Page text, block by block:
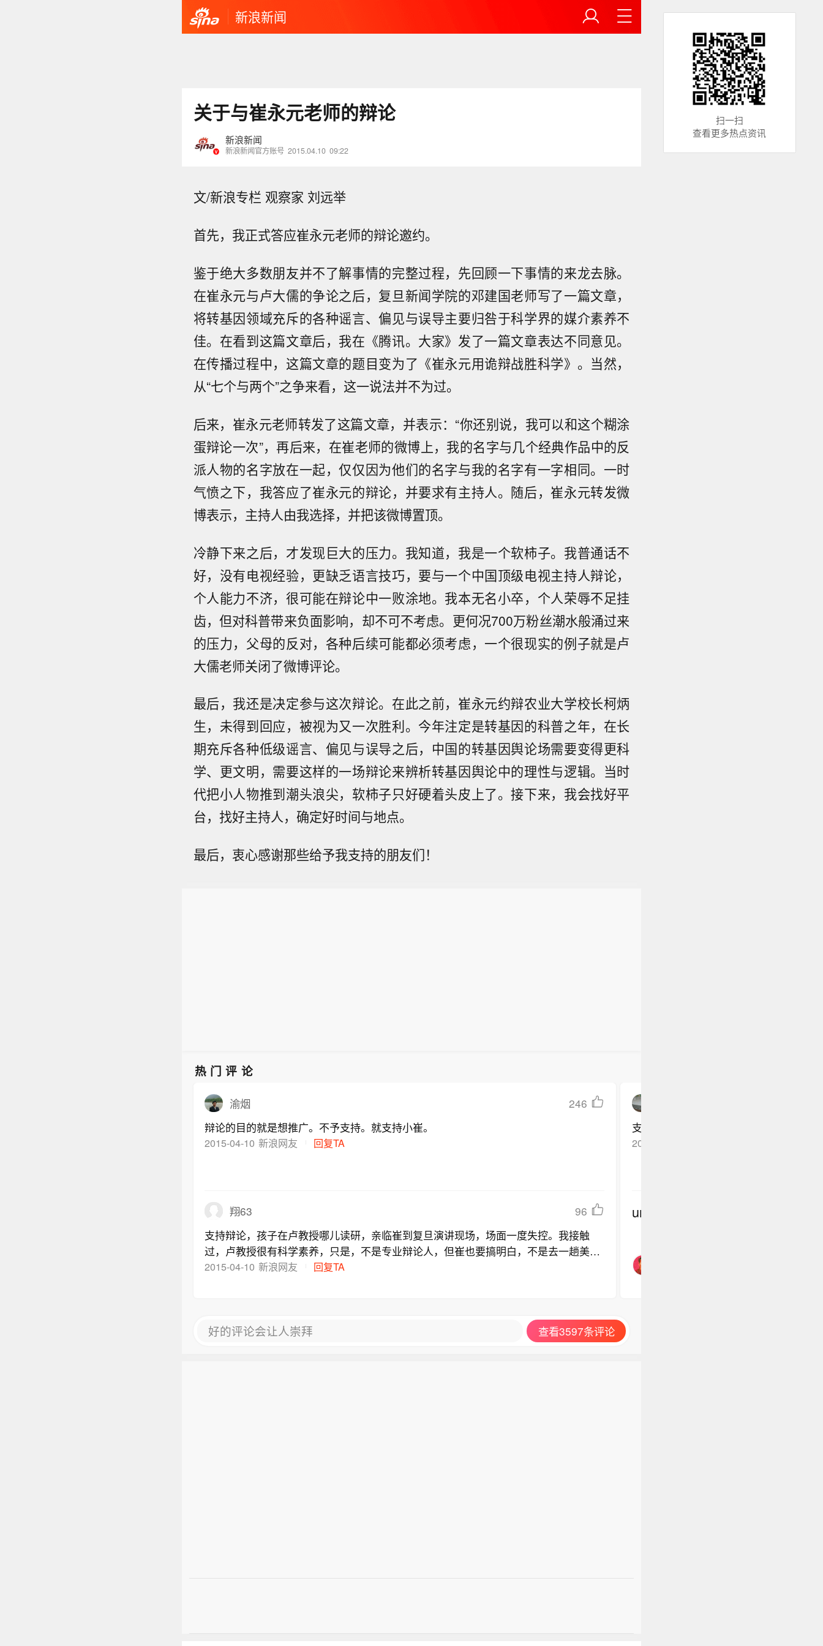
新浪新闻
关于与崔永元老师的辩论
新浪新闻
新浪新闻官方账号 2015.04.10 09:22
文/新浪专栏 观察家 刘远举
首先，我正式答应崔永元老师的辩论邀约。
鉴于绝大多数朋友并不了解事情的完整过程，先回顾一下事情的来龙去脉。
在崔永元与卢大儒的争论之后，复旦新闻学院的邓建国老师写了一篇文章，
将转基因领域充斥的各种谣言、偏见与误导主要归咎于科学界的媒介素养不
佳。在看到这篇文章后，我在《腾讯。大家》发了一篇文章表达不同意见。
在传播过程中，这篇文章的题目变为了《崔永元用诡辩战胜科学》。当然，
从“七个与两个”之争来看，这一说法并不为过。
后来，崔永元老师转发了这篇文章，并表示：“你还别说，我可以和这个糊涂
蛋辩论一次”，再后来，在崔老师的微博上，我的名字与几个经典作品中的反
派人物的名字放在一起，仅仅因为他们的名字与我的名字有一字相同。一时
气愤之下，我答应了崔永元的辩论，并要求有主持人。随后，崔永元转发微
博表示，主持人由我选择，并把该微博置顶。
冷静下来之后，才发现巨大的压力。我知道，我是一个软柿子。我普通话不
好，没有电视经验，更缺乏语言技巧，要与一个中国顶级电视主持人辩论，
个人能力不济，很可能在辩论中一败涂地。我本无名小卒，个人荣辱不足挂
齿，但对科普带来负面影响，却不可不考虑。更何况700万粉丝潮水般涌过来
的压力，父母的反对，各种后续可能都必须考虑，一个很现实的例子就是卢
大儒老师关闭了微博评论。
最后，我还是决定参与这次辩论。在此之前，崔永元约辩农业大学校长柯炳
生，未得到回应，被视为又一次胜利。今年注定是转基因的科普之年，在长
期充斥各种低级谣言、偏见与误导之后，中国的转基因舆论场需要变得更科
学、更文明，需要这样的一场辩论来辨析转基因舆论中的理性与逻辑。当时
代把小人物推到潮头浪尖，软柿子只好硬着头皮上了。接下来，我会找好平
台，找好主持人，确定好时间与地点。
最后，衷心感谢那些给予我支持的朋友们！
热门评论
渝烟
246
辩论的目的就是想推广。不予支持。就支持小崔。
2015-04-10 新浪网友 回复TA
翔63
96
支持辩论，孩子在卢教授哪儿读研，亲临崔到复旦演讲现场，场面一度失控。我接触
过，卢教授很有科学素养，只是，不是专业辩论人，但崔也要搞明白，不是去一趟美
国，就把这种顶尖科学搞懂，科学的事更多的是让科学家来讨论，非专业人员讨论专业
2015-04-10 新浪网友 回复TA
支持！崔谣太可恶。
2015-04-10
undefined
好的评论会让人崇拜 查看3597条评论
扫一扫
查看更多热点资讯